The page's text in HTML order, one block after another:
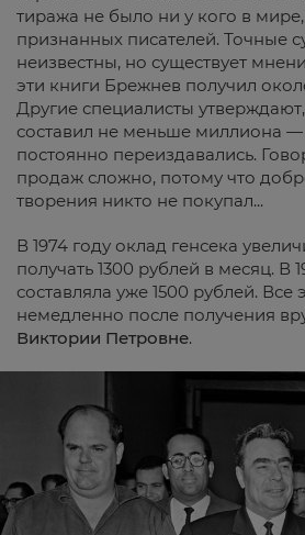
тиража не было ни у кого в
признанных писателей. Точные
неизвестны, но существует
эти книги Брежнев получил
Другие специалисты
составил не меньше миллиона —
постоянно переиздавались.
продаж сложно, потому что
творения никто не покупал...
В 1974 году оклад генсека
получать 1300 рублей в месяц. В
составляла уже 1500 рублей. Все
немедленно после получения
Виктории Петровне.